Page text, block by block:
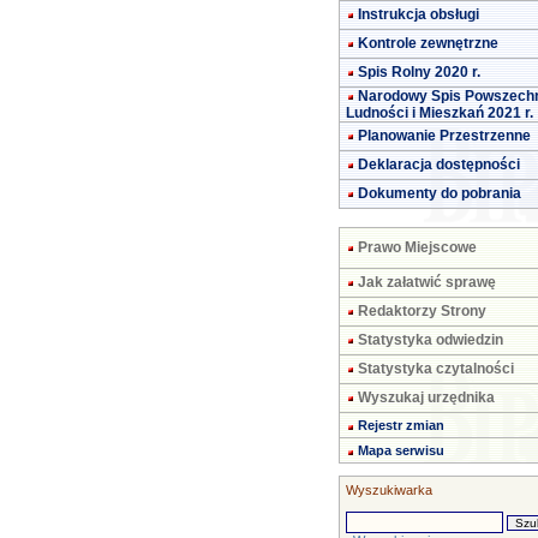
Instrukcja obsługi
Kontrole zewnętrzne
Spis Rolny 2020 r.
Narodowy Spis
Ludności i Mieszkań 2021 r.
Planowanie Przestrzenne
Deklaracja dostępności
Dokumenty do pobrania
Prawo Miejscowe
Jak załatwić sprawę
Redaktorzy Strony
Statystyka odwiedzin
Statystyka czytalności
Wyszukaj urzędnika
Rejestr zmian
Mapa serwisu
Wyszukiwarka